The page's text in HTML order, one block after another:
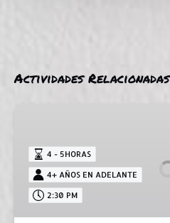
Actividades Relacionadas
Baby
Beach
Mangel
Halto
4 - 5HORAS
4+ AÑOS EN ADELANTE
2:30 PM